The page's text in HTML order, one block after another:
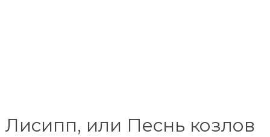
Лисипп, или Песнь козлов